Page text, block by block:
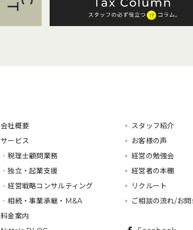
会社概要
サービス
・税理士顧問業務
・独立・起業支援
・経営戦略コンサルティング
・相続・事業承継・M&A
料金案内
スタッフ紹介
お客様の声
経営の勉強会
経営者の本棚
リクルート
ご相談の流れ/お問